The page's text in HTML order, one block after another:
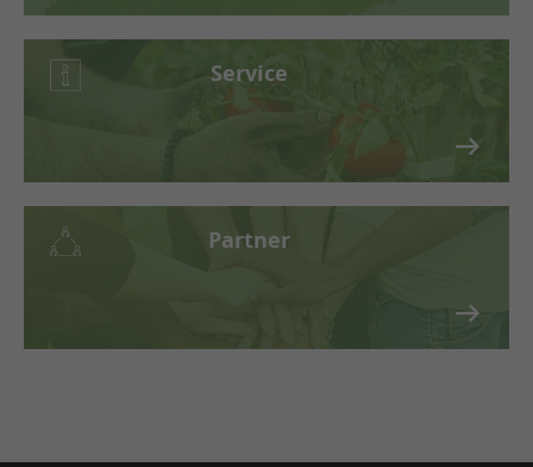
Service
Partner